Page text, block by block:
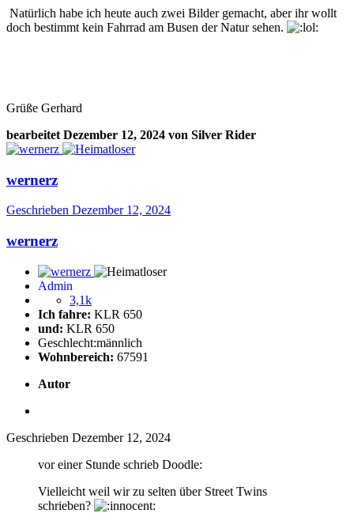
Natürlich habe ich heute auch zwei Bilder gemacht, aber ihr wollt
doch bestimmt kein Fahrrad am Busen der Natur sehen.
Grüße Gerhard
bearbeitet Dezember 12, 2024 von Silver Rider
wernerz
Geschrieben Dezember 12, 2024
wernerz
Admin
3,1k
Ich fahre: KLR 650
und: KLR 650
Geschlecht:männlich
Wohnbereich: 67591
Autor
Geschrieben Dezember 12, 2024
vor einer Stunde schrieb Doodle:
Vielleicht weil wir zu selten über Street Twins
schrieben?